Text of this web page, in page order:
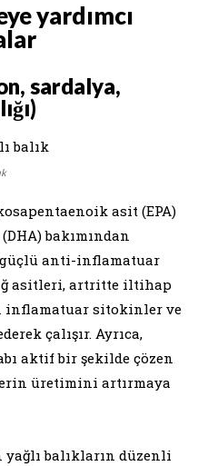
yardımcı
sardalya,
asit (EPA)
bakımından
anti-inflamatuar
asitleri, artritte iltihap
inflamatuar sitokinler ve
çalışır. Ayrıca,
aktif bir şekilde çözen
üretimini artırmaya
yağlı balıkların düzenli